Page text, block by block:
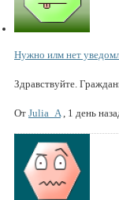
Нужно илм нет
Здравствуйте.
От Julia_A, 1 день